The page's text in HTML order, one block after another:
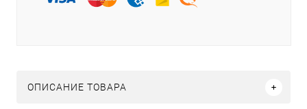
ОПИСАНИЕ ТОВАРА